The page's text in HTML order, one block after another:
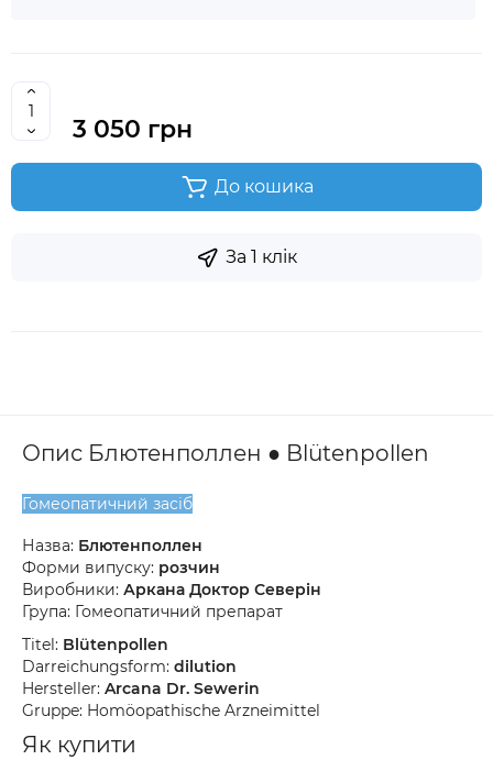
3 050 грн
До кошика
За 1 клік
Опис Блютенполлен ● Blütenpollen
Гомеопатичний засіб
Назва: Блютенполлен
Форми випуску: розчин
Виробники: Аркана Доктор Северін
Група: Гомеопатичний препарат
Titel: Blütenpollen
Darreichungsform: dilution
Hersteller: Arcana Dr. Sewerin
Gruppe: Homöopathische Arzneimittel
Як купити